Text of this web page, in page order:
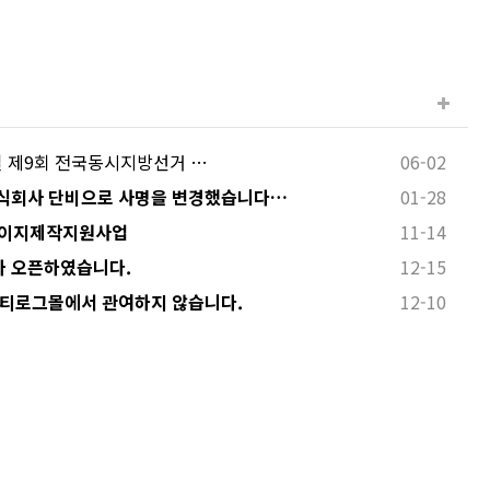
9회 전국동시지방선거 … 06-02
회사 단비으로 사명을 변경했습니다… 01-28
지제작지원사업 11-14
오픈하였습니다. 12-15
로그몰에서 관여하지 않습니다. 12-10